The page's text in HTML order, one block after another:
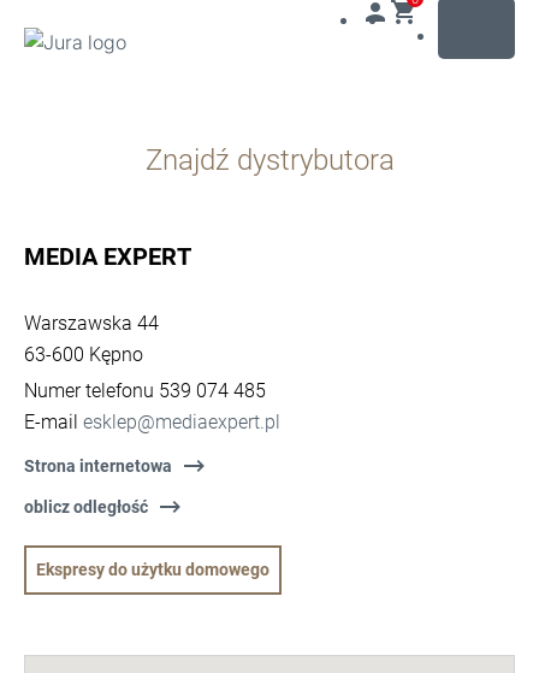
opcji
wyszukiwania
Znajdź dystrybutora
MEDIA EXPERT
Warszawska 44
63-600 Kępno
Numer telefonu 539 074 485
E-mail esklep@mediaexpert.pl
Strona internetowa
oblicz odległość
Ekspresy do użytku domowego